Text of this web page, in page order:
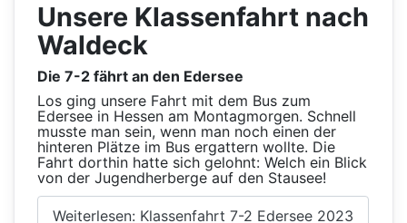
Unsere Klassenfahrt nach
Waldeck
Die 7-2 fährt an den Edersee
Los ging unsere Fahrt mit dem Bus zum
Edersee in Hessen am Montagmorgen. Schnell
musste man sein, wenn man noch einen der
hinteren Plätze im Bus ergattern wollte. Die
Fahrt dorthin hatte sich gelohnt: Welch ein Blick
von der Jugendherberge auf den Stausee!
Weiterlesen: Klassenfahrt 7-2 Edersee 2023